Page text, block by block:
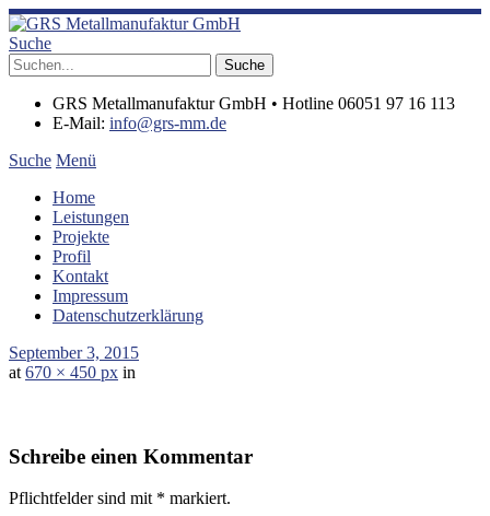
Suche
GRS Metallmanufaktur GmbH • Hotline 06051 97 16 113
E-Mail: info@grs-mm.de
Suche Menü
Home
Leistungen
Projekte
Profil
Kontakt
Impressum
Datenschutzerklärung
September 3, 2015
at 670 × 450 px in
Schreibe einen Kommentar
Pflichtfelder sind mit * markiert.